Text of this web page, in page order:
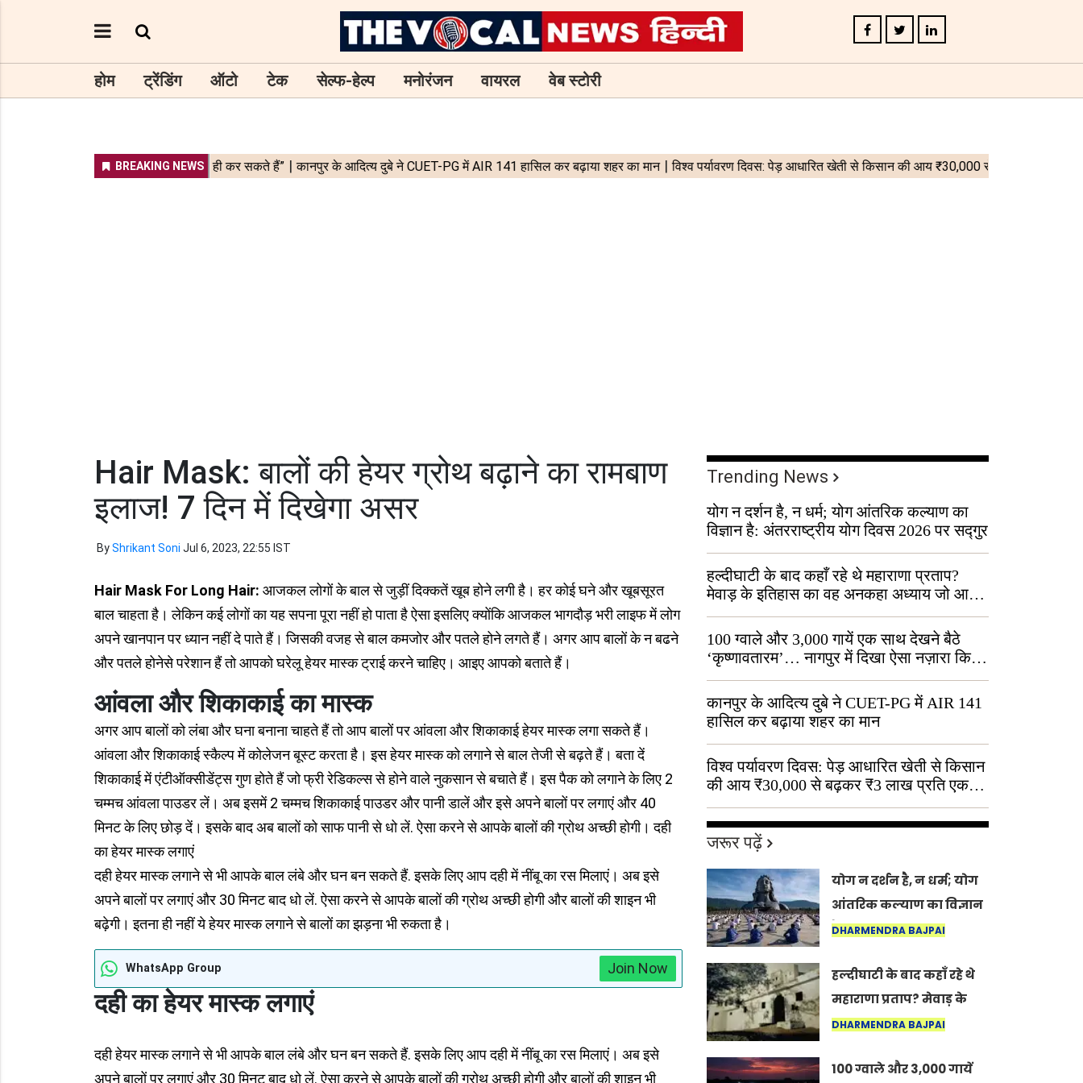
होम ट्रेंडिंग ऑटो टेक सेल्फ-हेल्प मनोरंजन वायरल वेब स्टोरी
Hair Mask: बालों की हेयर ग्रोथ बढ़ाने का रामबाण
इलाज! 7 दिन में दिखेगा असर
ByShrikant Soni Jul 6, 2023, 22:55 IST
Hair Mask For Long Hair: आजकल लोगों के बाल से जुड़ीं दिक्कतें खूब होने लगी है। हर कोई घने और खूबसूरत
बाल चाहता है। लेकिन कई लोगों का यह सपना पूरा नहीं हो पाता है ऐसा इसलिए क्योंकि आजकल भागदौड़ भरी लाइफ में लोग
अपने खानपान पर ध्यान नहीं दे पाते हैं। जिसकी वजह से बाल कमजोर और पतले होने लगते हैं। अगर आप बालों के न बढने
और पतले होनेसे परेशान हैं तो आपको घरेलू हेयर मास्क ट्राई करने चाहिए। आइए आपको बताते हैं।
आंवला और शिकाकाई का मास्क
अगर आप बालों को लंबा और घना बनाना चाहते हैं तो आप बालों पर आंवला और शिकाकाई हेयर मास्क लगा सकते हैं।
आंवला और शिकाकाई स्कैल्प में कोलेजन बूस्ट करता है। इस हेयर मास्क को लगाने से बाल तेजी से बढ़ते हैं। बता दें
शिकाकाई में एंटीऑक्सीडेंट्स गुण होते हैं जो फ्री रेडिकल्स से होने वाले नुकसान से बचाते हैं। इस पैक को लगाने के लिए 2
चम्मच आंवला पाउडर लें। अब इसमें 2 चम्मच शिकाकाई पाउडर और पानी डालें और इसे अपने बालों पर लगाएं और 40
मिनट के लिए छोड़ दें। इसके बाद अब बालों को साफ पानी से धो लें. ऐसा करने से आपके बालों की ग्रोथ अच्छी होगी। दही
का हेयर मास्क लगाएं
दही हेयर मास्क लगाने से भी आपके बाल लंबे और घन बन सकते हैं. इसके लिए आप दही में नींबू का रस मिलाएं। अब इसे
अपने बालों पर लगाएं और 30 मिनट बाद धो लें. ऐसा करने से आपके बालों की ग्रोथ अच्छी होगी और बालों की शाइन भी
बढ़ेगी। इतना ही नहीं ये हेयर मास्क लगाने से बालों का झड़ना भी रुकता है।
WhatsApp Group Join Now
दही का हेयर मास्क लगाएं
दही हेयर मास्क लगाने से भी आपके बाल लंबे और घन बन सकते हैं. इसके लिए आप दही में नींबू का रस मिलाएं। अब इसे
अपने बालों पर लगाएं और 30 मिनट बाद धो लें. ऐसा करने से आपके बालों की ग्रोथ अच्छी होगी और बालों की शाइन भी
Trending News
योग न दर्शन है, न धर्म; योग आंतरिक कल्याण का
विज्ञान है: अंतरराष्ट्रीय योग दिवस 2026 पर सद्गुर
हल्दीघाटी के बाद कहाँ रहे थे महाराणा प्रताप?
मेवाड़ के इतिहास का वह अनकहा अध्याय जो आज
भी कोल्यारी में जीवित है
100 ग्वाले और 3,000 गायें एक साथ देखने बैठे
‘कृष्णावतारम’… नागपुर में दिखा ऐसा नज़ारा कि
लोग बोले, “ऐसा तो सिर्फ़ कृष्ण ही कर सकते हैं”
कानपुर के आदित्य दुबे ने CUET-PG में AIR 141
हासिल कर बढ़ाया शहर का मान
विश्व पर्यावरण दिवस: पेड़ आधारित खेती से किसान
की आय ₹30,000 से बढ़कर ₹3 लाख प्रति एकड़
हुई
जरूर पढ़ें
योग न दर्शन है, न धर्म; योग
आंतरिक कल्याण का विज्ञान
है: अंतरराष्ट्रीय योग दिवस
DHARMENDRA BAJPAI
हल्दीघाटी के बाद कहाँ रहे थे
महाराणा प्रताप? मेवाड़ के
इतिहास का वह अनकहा
में जीवित है
DHARMENDRA BAJPAI
100 ग्वाले और 3,000 गायें